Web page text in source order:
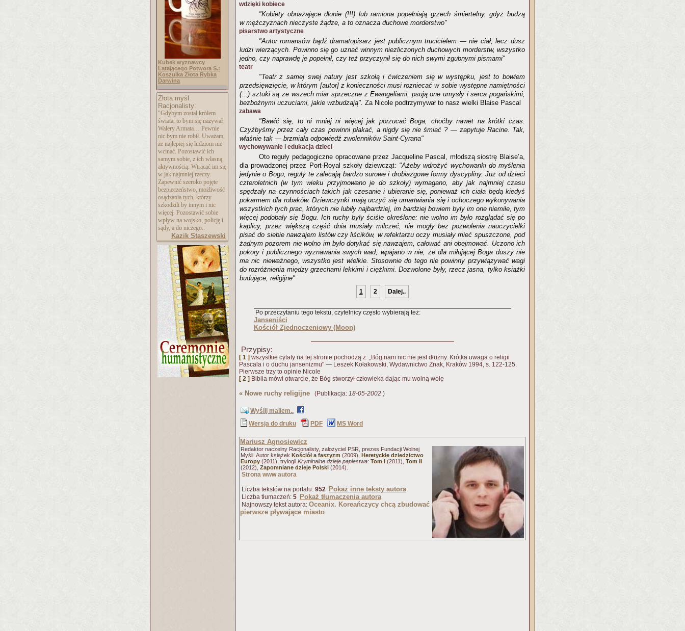
Kubek wyznawcy
Latającego Potwora S.:
Koszulka Złota Rybka
Darwina
Złota myśl
Racjonalisty:
"Gdybym został królem
świata, to bym się nazywał
Walery Armata… Pewnie
nic bym nie robił. Uważam,
że najlepiej się ludziom nie
wcinać. Pozostawić ich
samym sobie, z ich własną
aktywnością. Wtrącać im się
w jak najmniej rzeczy.
Zapewnić szeroko pojęte
bezpieczeństwo, możliwość
osądzania tych, którzy
szkodzili by innym i nic
więcej. Pozostawić sobie
wpływ na wojsko, policję i
sądy, a do niczego..
Kazik Staszewski
wdzięki kobiece
"Kobiety obnażające dłonie (!!!) lub ramiona popełniają grzech śmiertelny, gdyż budzą
w mężczyznach nieczyste żądze, a to oznacza duchowe morderstwo"
pisarstwo artystyczne
"Autor romansów bądź dramatopisarz jest publicznym trucicielem — nie ciał, lecz dusz
ludzi wierzących. Powinno się go uznać winnym niezliczonych duchowych morderstw, wszystko
jedno, czy naprawdę je popełnił, czy też przyczynił się do nich swymi zgubnymi pismami"
teatr
"Teatr z samej swej natury jest szkołą i ćwiczeniem się w występku, jest to bowiem
przedsięwzięcie, w którym [autor] z konieczności musi rozniecać w sobie występne namiętności
(...) sztuki są ze wszech miar sprzeczne z Ewangeliami, psują one umysły i serca pogańskimi,
bezbożnymi uczuciami, jakie wzbudzają". Za Nicole podtrzymywał to nasz wielki Blaise Pascal
zabawa
"Bawić się, to ni mniej ni więcej jak porzucać Boga, choćby nawet na krótki czas.
Czyżbyśmy przez cały czas powinni płakać, a nigdy się nie śmiać ? — zapytuje Racine. Tak,
właśnie tak — brzmiała odpowiedź zwolenników Saint-Cyrana"
wychowywanie i edukacja dzieci
Oto reguły pedagogiczne opracowane przez Jacqueline Pascal, młodszą siostrę Blaise’a,
dla prowadzonej przez Port-Royal szkoły dziewcząt: "Ażeby wdrożyć wychowanki do myślenia
jedynie o Bogu, reguły te zalecają bardzo surowe i drobiazgowe formy dyscypliny. Już od dzieci
czteroletnich (w tym wieku przyjmowano je do szkoły) wymagano, aby jak najmniej czasu
spędzały na czynnościach takich jak czesanie i ubieranie się, ponieważ ich ciała będą kiedyś
pokarmem dla robaków. Dziewczynki mają uczyć się umartwiania się i ochoczego wykonywania
wszystkich tych prac, których nie lubiły najbardziej, im bardziej bowiem były im one niemiłe, tym
więcej podobały się Bogu. Ich ruchy były ściśle określone: nie wolno im było rozglądać się po
kaplicy, przez większą część dnia musiały milczeć, nie mogły bez pozwolenia nauczycielki
pisać do siebie nawzajem listów czy liścików, w refektarzu oczy musiały mieć spuszczone, pod
żadnym pozorem nie wolno im było dotykać się nawzajem, całować ani obejmować. Uczono ich
pokory i publicznego wyznawania swych wad; wpajano w nie, że dla miłującej Boga duszy nie
ma nic nieważnego, wszystko jest wielkie. Stosownie do tego nie powinny przywiązywać wagi
do rozróżnienia między grzechami lekkimi i ciężkimi. Dozwolone były, rzecz jasna, tylko książki
budujące, religijne"
1 2 Dalej..
Po przeczytaniu tego tekstu, czytelnicy często wybierają też:
Janseniści
Kościół Zjednoczeniowy (Moon)
Przypisy:
[ 1 ] wszystkie cytaty na tej stronie pochodzą z: „Bóg nam nic nie jest dłużny. Krótka uwaga o religii
Pascala i o duchu jansenizmu" — Leszek Kołakowski, Wydawnictwo Znak, Kraków 1994, s. 122-125.
Pierwsze trzy to opinie Nicole
[ 2 ] Biblia mówi otwarcie, że Bóg stworzył człowieka dając mu wolną wolę
« Nowe ruchy religijne (Publikacja: 18-05-2002 )
Wyślij mailem..
Wersja do druku
PDF MS Word
Mariusz Agnosiewicz
Redaktor naczelny Racjonalisty, założyciel PSR, prezes Fundacji Wolnej
Myśli. Autor książek Kościół a faszyzm (2009), Heretyckie dziedzictwo
Europy (2011), trylogii Kryminalne dzieje papiestwa: Tom I (2011), Tom II
(2012), Zapomniane dzieje Polski (2014).
Strona www autora
Liczba tekstów na portalu: 952 Pokaż inne teksty autora
Liczba tłumaczeń: 5 Pokaż tłumaczenia autora
Najnowszy tekst autora: Oceanix. Koreańczycy chcą zbudować
pierwsze pływające miasto